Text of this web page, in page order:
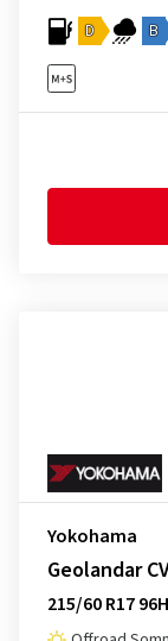
D B
Yokohama
Geolandar
215/60 R17 96H